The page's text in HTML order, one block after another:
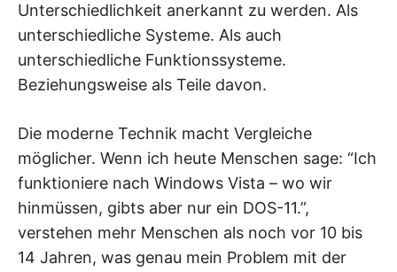
Unterschiedlichkeit anerkannt zu werden. Als
unterschiedliche Systeme. Als auch
unterschiedliche Funktionssysteme.
Beziehungsweise als Teile davon.
Die moderne Technik macht Vergleiche
möglicher. Wenn ich heute Menschen sage: “Ich
funktioniere nach Windows Vista – wo wir
hinmüssen, gibts aber nur ein DOS-11.”,
verstehen mehr Menschen als noch vor 10 bis
14 Jahren, was genau mein Problem mit der